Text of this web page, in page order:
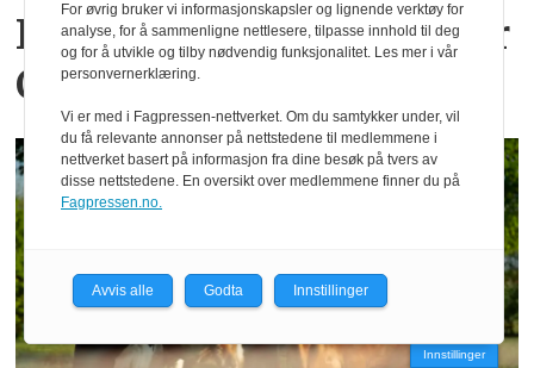
Komfort er stikkordet for
Claas Axion 8
Innstillinger
For øvrig bruker vi informasjonskapsler og lignende verktøy for
analyse, for å sammenligne nettlesere, tilpasse innhold til deg
og for å utvikle og tilby nødvendig funksjonalitet. Les mer i vår
personvernerklæring.
Vi er med i Fagpressen-nettverket. Om du samtykker under, vil
du få relevante annonser på nettstedene til medlemmene i
nettverket basert på informasjon fra dine besøk på tvers av
disse nettstedene. En oversikt over medlemmene finner du på
Fagpressen.no.
Avvis alle Godta Innstillinger